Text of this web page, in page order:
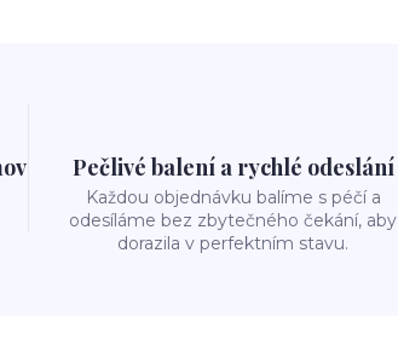
Pečlivé balení a rychlé odeslání
Každou objednávku balíme s péčí a
odesíláme bez zbytečného čekání, aby
dorazila v perfektním stavu.